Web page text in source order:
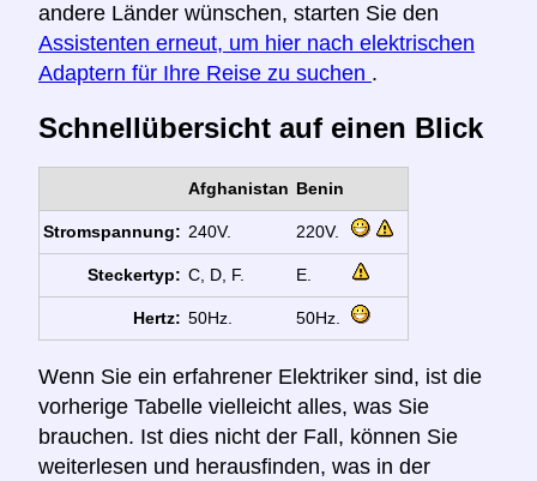
andere Länder wünschen, starten Sie den
Assistenten erneut, um hier nach elektrischen
Adaptern für Ihre Reise zu suchen .
Schnellübersicht auf einen Blick
Afghanistan Benin
Stromspannung: 240V. 220V.
Steckertyp: C, D, F. E.
Hertz: 50Hz. 50Hz.
Wenn Sie ein erfahrener Elektriker sind, ist die
vorherige Tabelle vielleicht alles, was Sie
brauchen. Ist dies nicht der Fall, können Sie
weiterlesen und herausfinden, was in der